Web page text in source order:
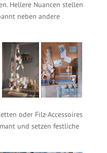
Hellere Nuancen stellen
neben andere
oder Filz-Accessoires
und setzen festliche